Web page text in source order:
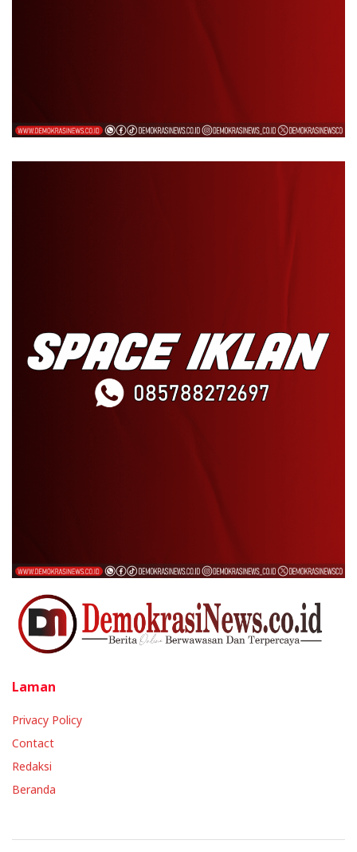
Laman
Privacy Policy
Contact
Redaksi
Beranda